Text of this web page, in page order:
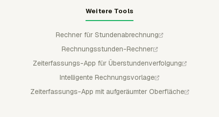
Weitere Tools
Rechner für Stundenabrechnung
Rechnungsstunden-Rechner
Zeiterfassungs-App für Überstundenverfolgung
Intelligente Rechnungsvorlage
Zeiterfassungs-App mit aufgeräumter Oberfläche